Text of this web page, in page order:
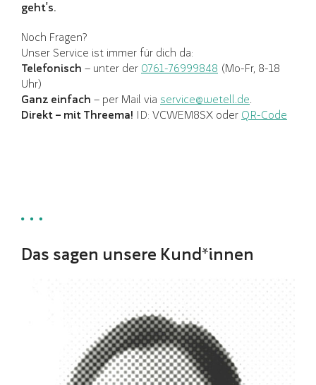
geht's.
Noch Fragen?
Unser Service ist immer für dich da:
Telefonisch – unter der 0761-76999848 (Mo-Fr, 8-18
Uhr)
Ganz einfach – per Mail via service@wetell.de.
Direkt – mit Threema! ID: VCWEM8SX oder QR-Code
Das sagen unsere Kund*innen